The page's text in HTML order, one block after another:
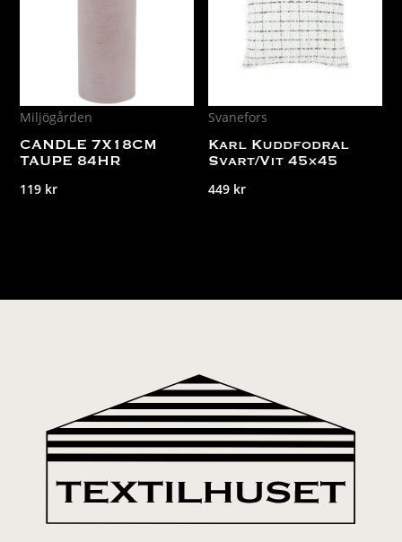
Miljögården
CANDLE 7X18CM
TAUPE 84HR
119 kr
Svanefors
Karl Kuddfodral
Svart/Vit 45×45
449 kr